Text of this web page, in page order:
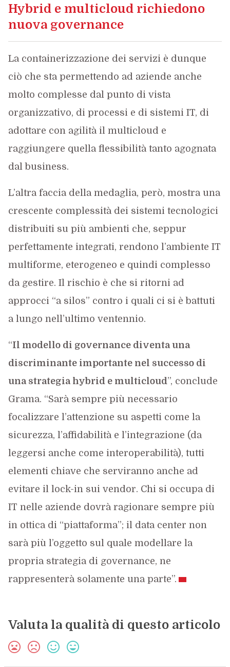
Hybrid e multicloud richiedono
nuova governance
La containerizzazione dei servizi è dunque
ciò che sta permettendo ad aziende anche
molto complesse dal punto di vista
organizzativo, di processi e di sistemi IT, di
adottare con agilità il multicloud e
raggiungere quella flessibilità tanto agognata
dal business.
L’altra faccia della medaglia, però, mostra una
crescente complessità dei sistemi tecnologici
distribuiti su più ambienti che, seppur
perfettamente integrati, rendono l’ambiente IT
multiforme, eterogeneo e quindi complesso
da gestire. Il rischio è che si ritorni ad
approcci “a silos” contro i quali ci si è battuti
a lungo nell’ultimo ventennio.
“Il modello di governance diventa una
discriminante importante nel successo di
una strategia hybrid e multicloud”, conclude
Grama. “Sarà sempre più necessario
focalizzare l’attenzione su aspetti come la
sicurezza, l’affidabilità e l’integrazione (da
leggersi anche come interoperabilità), tutti
elementi chiave che serviranno anche ad
evitare il lock-in sui vendor. Chi si occupa di
IT nelle aziende dovrà ragionare sempre più
in ottica di “piattaforma”; il data center non
sarà più l’oggetto sul quale modellare la
propria strategia di governance, ne
rappresenterà solamente una parte”.
Valuta la qualità di questo articolo